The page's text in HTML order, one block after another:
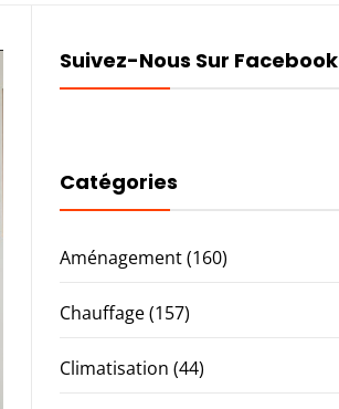
Suivez-Nous Sur Facebook
Catégories
Aménagement(160)
Chauffage(157)
Climatisation (44)